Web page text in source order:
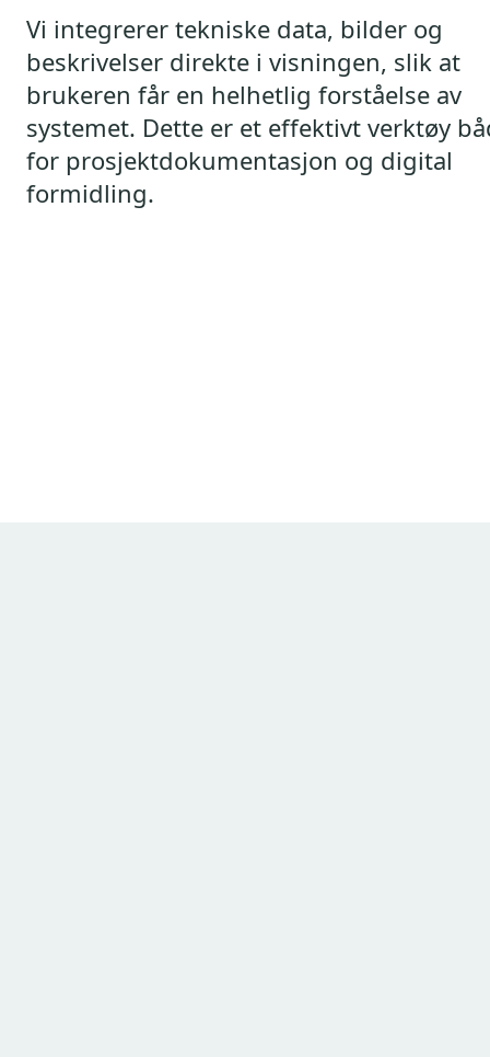
Vi integrerer tekniske data, bilder og
beskrivelser direkte i visningen, slik at
brukeren får en helhetlig forståelse av
systemet. Dette er et effektivt verktøy
for prosjektdokumentasjon og digital
formidling.